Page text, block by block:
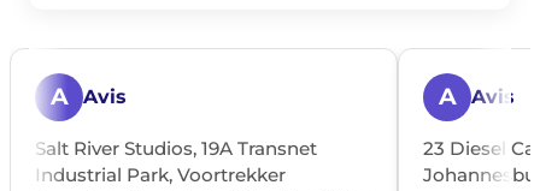
A Avis
Salt River Studios, 19A Transnet
Industrial Park, Voortrekker
A Avis
23 Diesel